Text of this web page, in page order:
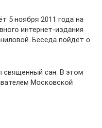
5 ноября 2011 года на
интернет-издания
Беседа пойдёт о
священный сан. В этом
Московской